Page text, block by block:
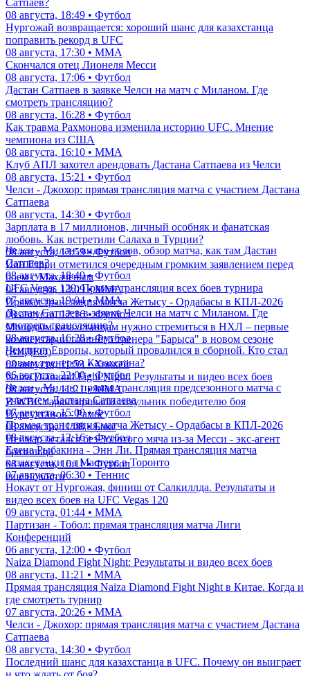
Сатпаев?
08 августа, 18:49 • Футбол
Нургожай возвращается: хороший шанс для казахстанца
поправить рекорд в UFC
08 августа, 17:30 • ММА
Скончался отец Лионеля Месси
08 августа, 17:06 • Футбол
Дастан Сатпаев в заявке Челси на матч с Миланом. Где
смотреть трансляцию?
08 августа, 16:28 • Футбол
Как травма Рахмонова изменила историю UFC. Мнение
чемпиона из США
08 августа, 16:10 • ММА
Клуб АПЛ захотел арендовать Дастана Сатпаева из Челси
08 августа, 15:21 • Футбол
Челси - Джохор: прямая трансляция матча с участием Дастана
Сатпаева
08 августа, 14:30 • Футбол
Зарплата в 17 миллионов, личный особняк и фанатская
любовь. Как встретили Салаха в Турции?
08 августа, 13:59 • Футбол
Иан Гэрри отметился очередным громким заявлением перед
боем с Махачевым
08 августа, 13:09 • ММА
Прямая трансляция матча Жетысу - Ордабасы в КПЛ-2026
08 августа, 12:16 • Футбол
Молодым казахстанцам нужно стремиться в НХЛ – первые
комментарии главного тренера "Барыса" в новом сезоне
(ВИДЕО)
08 августа, 11:53 • Хоккей
Naiza Diamond Fight Night: Результаты и видео всех боев
08 августа, 11:21 • ММА
В WBC гарантировали титульник победителю боя
Нурсултанов - Рамос
08 августа, 11:08 • Бокс
Неймар остался без Золотого мяча из-за Месси - экс-агент
бразильца
08 августа, 10:11 • Футбол
еще новости
Челси - Милан: видео голов, обзор матча, как там Дастан
Сатпаев?
08 августа, 18:49 • Футбол
UFC Vegas 120: Прямая трансляция всех боев турнира
07 августа, 19:04 • ММА
Дастан Сатпаев в заявке Челси на матч с Миланом. Где
смотреть трансляцию?
08 августа, 16:28 • Футбол
Чемпион Европы, который провалился в сборной. Кто стал
новым тренером Казахстана?
06 августа, 22:00 • Футбол
Челси - Милан: прямая трансляция предсезонного матча с
участием Дастана Сатпаева
07 августа, 15:00 • Футбол
Прямая трансляция матча Жетысу - Ордабасы в КПЛ-2026
08 августа, 12:16 • Футбол
Елена Рыбакина - Энн Ли. Прямая трансляция матча
казахстанки на Мастерс в Торонто
07 августа, 06:30 • Теннис
Нокаут от Нургожая, финиш от Салкиллда. Результаты и
видео всех боев на UFC Vegas 120
09 августа, 01:44 • ММА
Партизан - Тобол: прямая трансляция матча Лиги
Конференций
06 августа, 12:00 • Футбол
Naiza Diamond Fight Night: Результаты и видео всех боев
08 августа, 11:21 • ММА
Прямая трансляция Naiza Diamond Fight Night в Китае. Когда и
где смотреть турнир
07 августа, 20:26 • ММА
Челси - Джохор: прямая трансляция матча с участием Дастана
Сатпаева
08 августа, 14:30 • Футбол
Последний шанс для казахстанца в UFC. Почему он выиграет